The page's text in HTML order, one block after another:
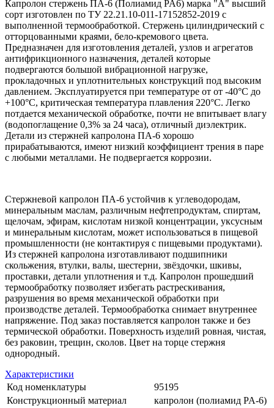
Капролон стержень ПА-6 (Полиамид PA6) марка "А" высший
сорт изготовлен по ТУ 22.21.10-011-17152852-2019 с
выполненной термообработкой. Стержень цилиндрический с
отторцованными краями, бело-кремового цвета.
Предназначен для изготовления деталей, узлов и агрегатов
антифрикционного назначения, деталей которые
подвергаются большой вибрационной нагрузке,
прокладочных и уплотнительных конструкций под высоким
давлением. Эксплуатируется при температуре от от -40°C до
+100°C, критическая температура плавления 220°С. Легко
потдается механической обработке, почти не впитывает влагу
(водопоглащение 0,3% за 24 часа), отличный диэлектрик.
Детали из стержней капролона ПА-6 хорошо
прирабатываются, имеют низкий коэффициент трения в паре
с любыми металлами. Не подвергается коррозии.
Стержневой капролон ПА-6 устойчив к углеводородам,
минеральным маслам, различным нефтепродуктам, спиртам,
щелочам, эфирам, кислотам низкой концентрации, уксусным
и минеральным кислотам, может использоваться в пищевой
промышленности (не контактируя с пищевыми продуктами).
Из стержней капролона изготавливают подшипники
скольжения, втулки, валы, шестерни, звёздочки, шкивы,
проставки, детали уплотнения и т.д. Капролон прошедший
термообработку позволяет избегать растрескивания,
разрушения во время механической обработки при
производстве деталей. Термообработка снимает внутреннее
напряжение. Под заказ поставляется капролон также и без
термической обработки. Поверхность изделий ровная, чистая,
без раковин, трещин, сколов. Цвет на торце стержня
однородный.
Характеристики
Код номенклатуры
95195
Конструкционный материал
капролон (полиамид PA-6)